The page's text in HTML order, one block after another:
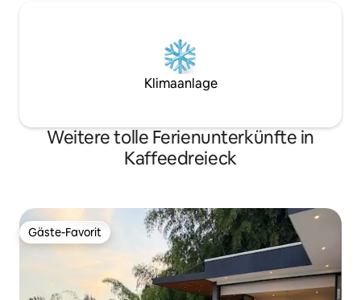
Klimaanlage
Weitere tolle Ferienunterkünfte in
Kaffeedreieck
Gäste-Favorit
Gäste-Favorit